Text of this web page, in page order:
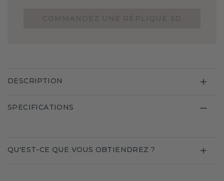
DESCRIPTION
SPECIFICATIONS
QU'EST-CE QUE VOUS OBTIENDREZ ?